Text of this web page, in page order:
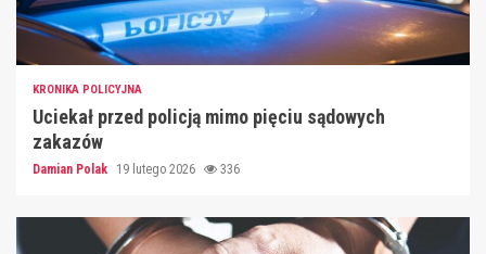
KRONIKA POLICYJNA
Uciekał przed policją mimo pięciu sądowych
zakazów
Damian Polak 19 lutego 2026 336